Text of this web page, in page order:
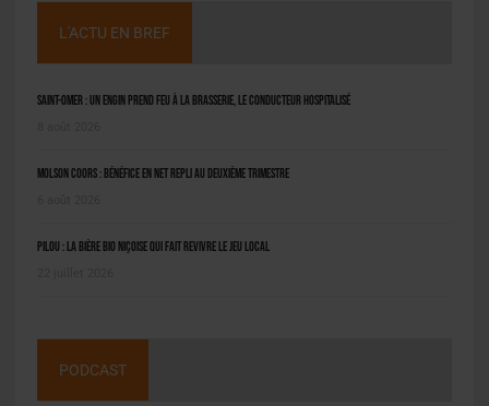
L'ACTU EN BREF
Saint-Omer : un engin prend feu à la brasserie, le conducteur hospitalisé
Molson Coors : bénéfice en net repli au deuxième trimestre
Pilou : la bière bio niçoise qui fait revivre le jeu local
PODCAST